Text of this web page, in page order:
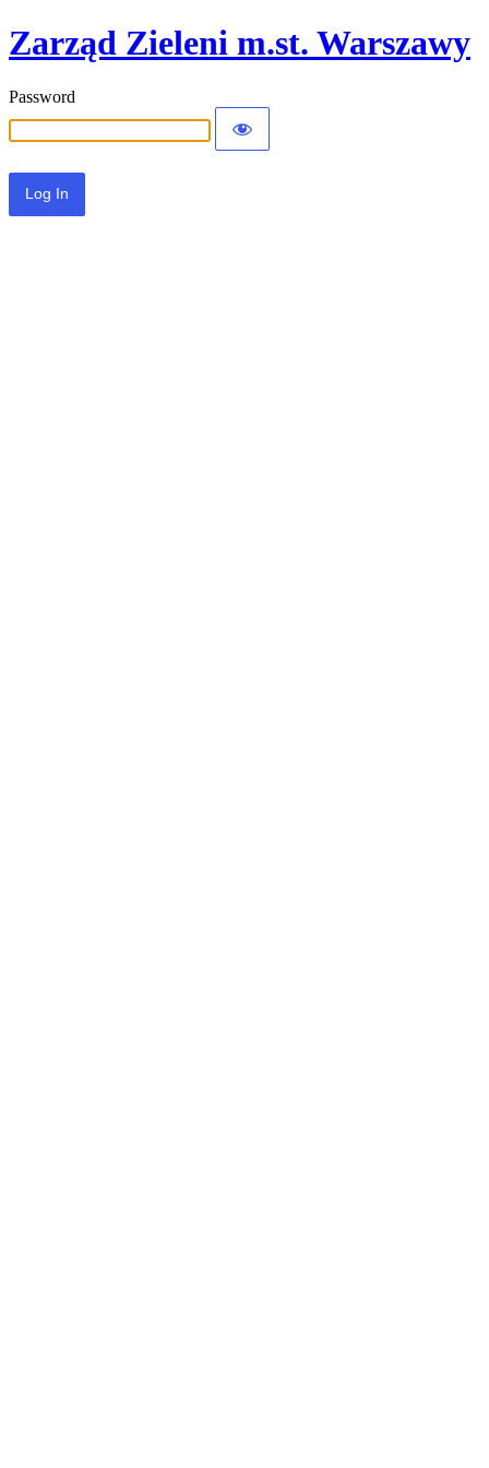
Zarząd Zieleni m.st. Warszawy
Password